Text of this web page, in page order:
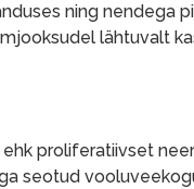
ning nendega
lähtuvalt
proliferatiivset
seotud